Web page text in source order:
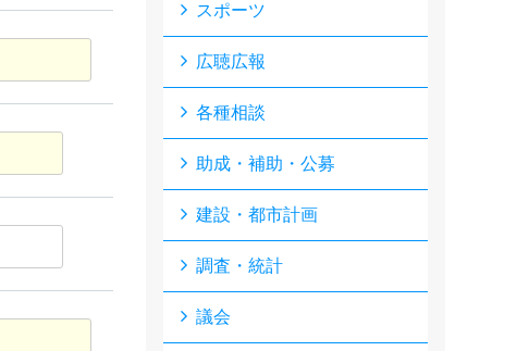
スポーツ
広聴広報
各種相談
助成・補助・公募
建設・都市計画
調査・統計
議会